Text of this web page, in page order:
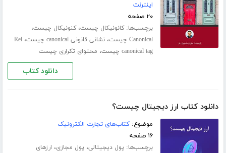
اینترنت
۲۰ صفحه
برچسب‌ها:کانونیکال چیست،کنونیکال چیست،
Canonical چیست ،نشانی قانونی canonical چیست ،Rel
canonical tag چیست
، محتوای تکراری چیست
دانلود کتاب
دانلود کتاب ارز دیجیتال چیست؟
موضوع:کتاب‌های تجارت الکترونیک
۱۶ صفحه
برچسب‌ها: پول دیجیتالی، پول مجازی، ارزهای